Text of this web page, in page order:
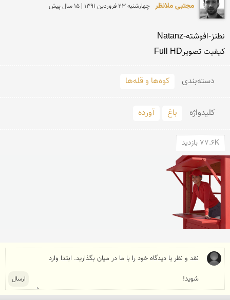
مجتبی ملانظر چهارشنبه 23 فروردين 1391 | 15 سال پیش
کیفیت تصویرFull HD
دسته‌بندی کوه‌ها و قله‌ها
کلید‌واژه باغ آورده
77.6K بازدید